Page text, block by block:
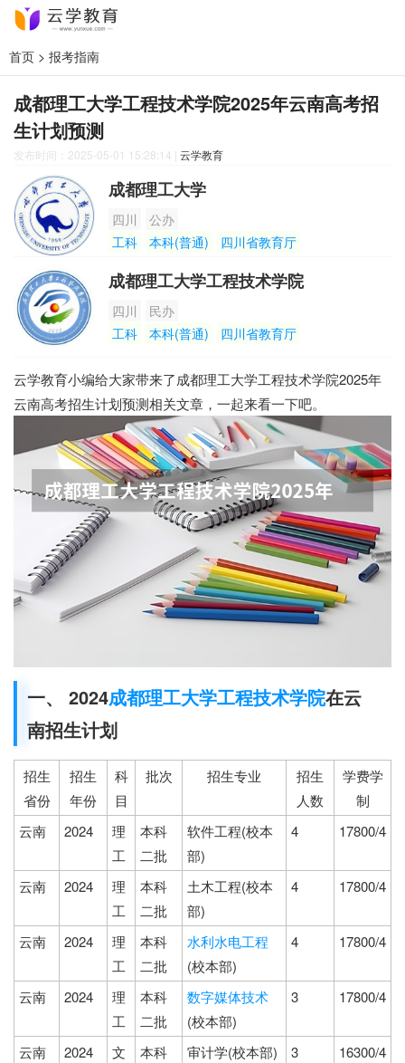
首页 > 报考指南
成都理工大学工程技术学院2025年云南高考招
生计划预测
发布时间：2025-05-01 15:28:14 | 云学教育
成都理工大学
四川
公办
工科
本科(普通) 四川省教育厅
成都理工大学工程技术学院
四川
民办
工科
本科(普通) 四川省教育厅
云学教育小编给大家带来了成都理工大学工程技术学院2025年
云南高考招生计划预测相关文章，一起来看一下吧。
一、 2024成都理工大学工程技术学院在云
南招生计划
招生
省份
招生
年份
科
目
批次 招生专业
招生
人数
学费学
制
云南
2024
理
工
本科
二批
软件工程(校本
部)
4 17800/4
云南 2024
理
工
本科
二批
土木工程(校本
部)
4 17800/4
云南 2024
理
工
本科
二批
水利水电工程
(校本部)
4 17800/4
云南 2024
理
工
本科
二批
数字媒体技术
(校本部)
3 17800/4
云南 2024
文
本科
审计学(校本部) 3 16300/4